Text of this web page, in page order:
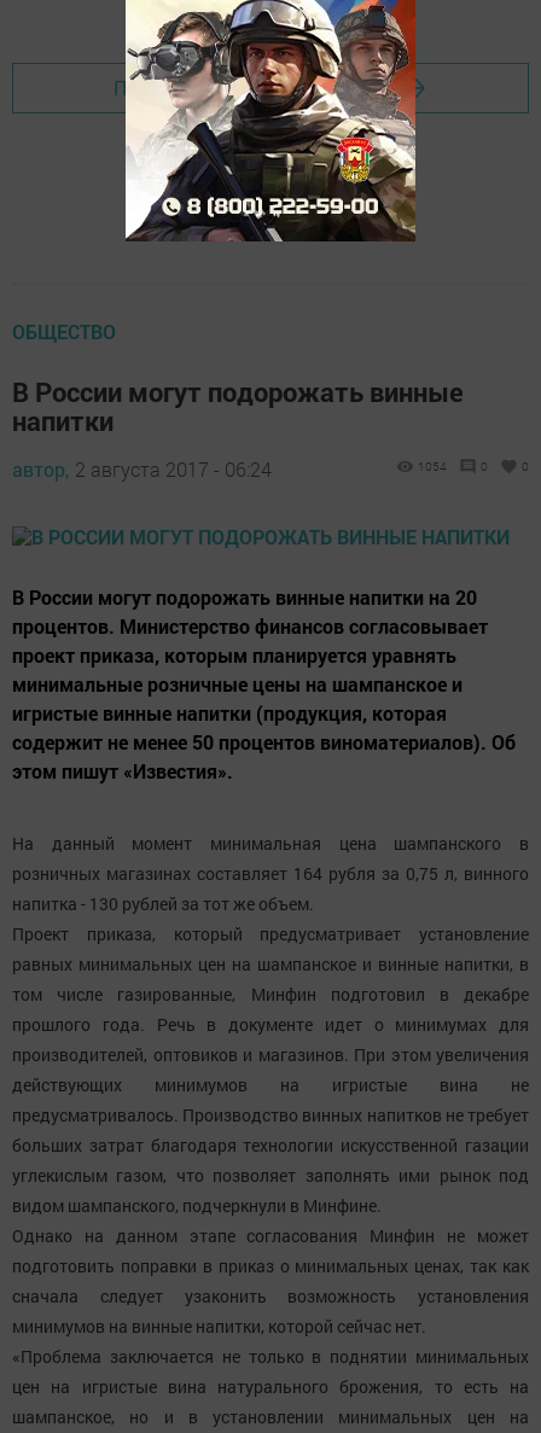
Добавить Шешминскую новь в Яндекс.Новости
Перейти на страницу новости
ОБЩЕСТВО
В России могут подорожать винные
напитки
автор, 2 августа 2017 - 06:24 1054 0 0
В России могут подорожать винные напитки на 20
процентов. Министерство финансов согласовывает
проект приказа, которым планируется уравнять
минимальные розничные цены на шампанское и
игристые винные напитки (продукция, которая
содержит не менее 50 процентов виноматериалов). Об
этом пишут «Известия».
На данный момент минимальная цена шампанского в
розничных магазинах составляет 164 рубля за 0,75 л, винного
напитка - 130 рублей за тот же объем.
Проект приказа, который предусматривает установление
равных минимальных цен на шампанское и винные напитки, в
том числе газированные, Минфин подготовил в декабре
прошлого года. Речь в документе идет о минимумах для
производителей, оптовиков и магазинов. При этом увеличения
действующих минимумов на игристые вина не
предусматривалось. Производство винных напитков не требует
больших затрат благодаря технологии искусственной газации
углекислым газом, что позволяет заполнять ими рынок под
видом шампанского, подчеркнули в Минфине.
Однако на данном этапе согласования Минфин не может
подготовить поправки в приказ о минимальных ценах, так как
сначала следует узаконить возможность установления
минимумов на винные напитки, которой сейчас нет.
«Проблема заключается не только в поднятии минимальных
цен на игристые вина натурального брожения, то есть на
шампанское, но и в установлении минимальных цен на